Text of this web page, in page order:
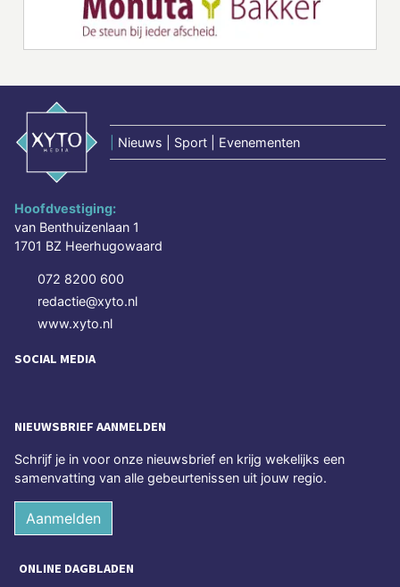
Nieuws | Sport | Evenementen
Hoofdvestiging:
van Benthuizenlaan 1
1701 BZ Heerhugowaard
072 8200 600
redactie@xyto.nl
www.xyto.nl
SOCIAL MEDIA
NIEUWSBRIEF AANMELDEN
Schrijf je in voor onze nieuwsbrief en krijg wekelijks een
samenvatting van alle gebeurtenissen uit jouw regio.
Aanmelden
ONLINE DAGBLADEN